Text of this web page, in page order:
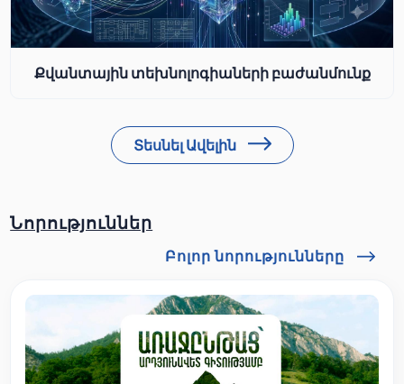
Քվանտային տեխնոլոգիաների բաժանմունք
Տեսնել Ավելին
Նորություններ
Բոլոր նորությունները